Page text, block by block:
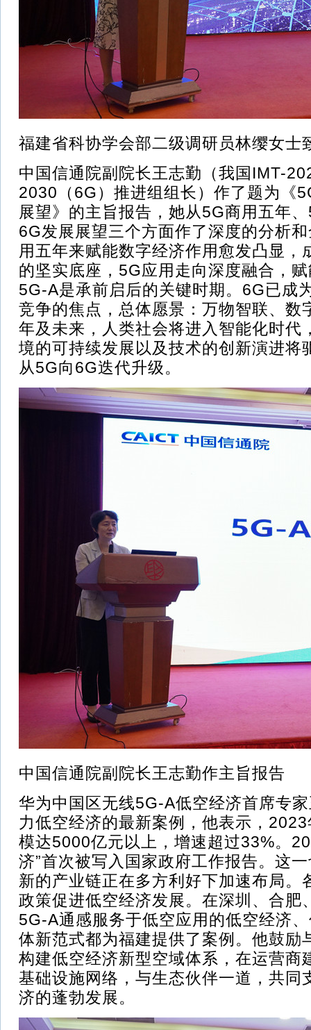
福建省科协学会部二级调研员林缨女士
中国信通院副院长王志勤（我国IMT-
2030（6G）推进组组长）作了题为《
展望》的主旨报告，她从5G商用五年
6G发展展望三个方面作了深度的分析
用五年来赋能数字经济作用愈发凸显，
的坚实底座，5G应用走向深度融合，
5G-A是承前启后的关键时期。6G已成
竞争的焦点，总体愿景：万物智联、数
年及未来，人类社会将进入智能化时代
境的可持续发展以及技术的创新演进将
从5G向6G迭代升级。
中国信通院副院长王志勤作主旨报告
华为中国区无线5G-A低空经济首席专
力低空经济的最新案例，他表示，
模达5000亿元以上，增速超过33%。
济”首次被写入国家政府工作报告。这
新的产业链正在多方利好下加速布局。
政策促进低空经济发展。在深圳、合肥
5G-A通感服务于低空应用的低空经济
体新范式都为福建提供了案例。他鼓励
构建低空经济新型空域体系，在运营商
基础设施网络，与生态伙伴一道，共同
济的蓬勃发展。